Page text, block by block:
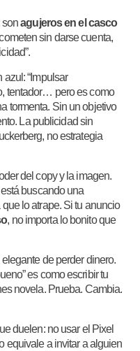
sonagujeros en el casco
sin darse cuenta,
azul: “Impulsar
tentador… pero es como
tormenta. Sin un objetivo
La publicidad sin
no estrategia
del copy y la imagen.
buscando una
lo atrape. Si tu anuncio
, no importa lo bonito que
de perder dinero.
es como escribir tu
novela. Prueba. Cambia.
duelen: no usar el Pixel
equivale a invitar a alguien